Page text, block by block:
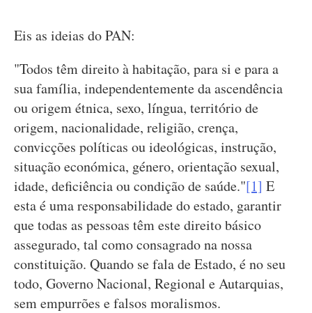
Eis as ideias do PAN:
"Todos têm direito à habitação, para si e para a
sua família, independentemente da ascendência
ou origem étnica, sexo, língua, território de
origem, nacionalidade, religião, crença,
convicções políticas ou ideológicas, instrução,
situação económica, género, orientação sexual,
idade, deficiência ou condição de saúde."[1] E
esta é uma responsabilidade do estado, garantir
que todas as pessoas têm este direito básico
assegurado, tal como consagrado na nossa
constituição. Quando se fala de Estado, é no seu
todo, Governo Nacional, Regional e Autarquias,
sem empurrões e falsos moralismos.